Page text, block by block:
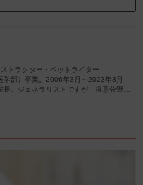
トラクター・ペットライター
学部）卒業。2006年3月～2023年3月
。ジェネラリストですが、得意分野は